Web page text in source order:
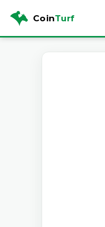
CoinTurf